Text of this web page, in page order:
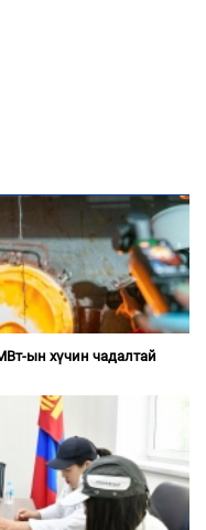
ын хүчин чадалтай